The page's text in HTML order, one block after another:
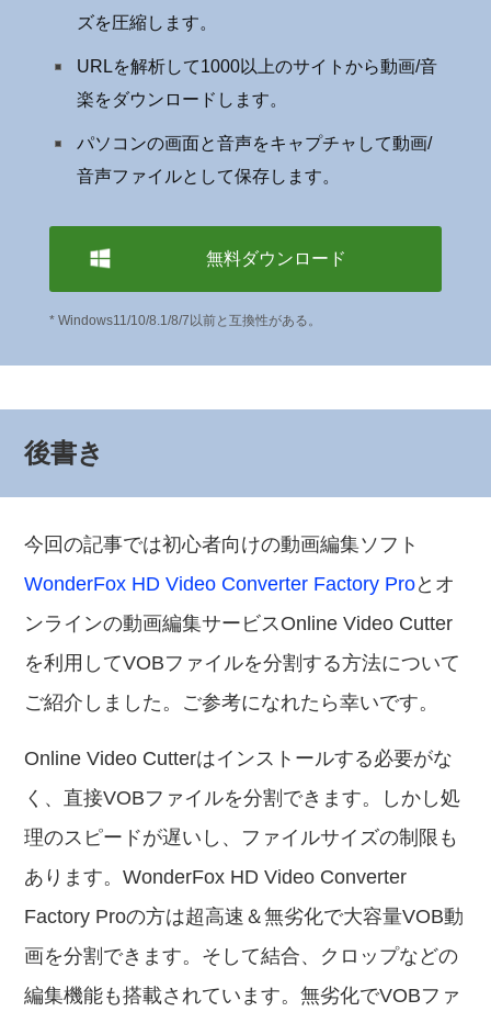
ズを圧縮します。
URLを解析して1000以上のサイトから動画/音
楽をダウンロードします。
パソコンの画面と音声をキャプチャして動画/
音声ファイルとして保存します。
無料ダウンロード
* Windows11/10/8.1/8/7以前と互換性がある。
後書き
今回の記事では初心者向けの動画編集ソフト
WonderFox HD Video Converter Factory Proとオ
ンラインの動画編集サービスOnline Video Cutter
を利用してVOBファイルを分割する方法について
ご紹介しました。ご参考になれたら幸いです。
Online Video Cutterはインストールする必要がな
く、直接VOBファイルを分割できます。しかし処
理のスピードが遅いし、ファイルサイズの制限も
あります。WonderFox HD Video Converter
Factory Proの方は超高速＆無劣化で大容量VOB動
画を分割できます。そして結合、クロップなどの
編集機能も搭載されています。無劣化でVOBファ